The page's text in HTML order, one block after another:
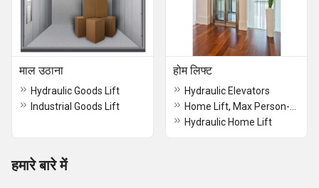
माल उठाना
Hydraulic Goods Lift
Industrial Goods Lift
होम लिफ्ट
Hydraulic Elevators
Hydraulic Home Lift
हमारे बारे में